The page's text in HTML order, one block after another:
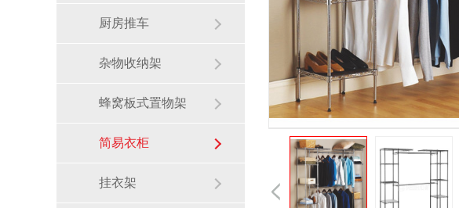
厨房推车
杂物收纳架
蜂窝板式置物架
简易衣柜
挂衣架